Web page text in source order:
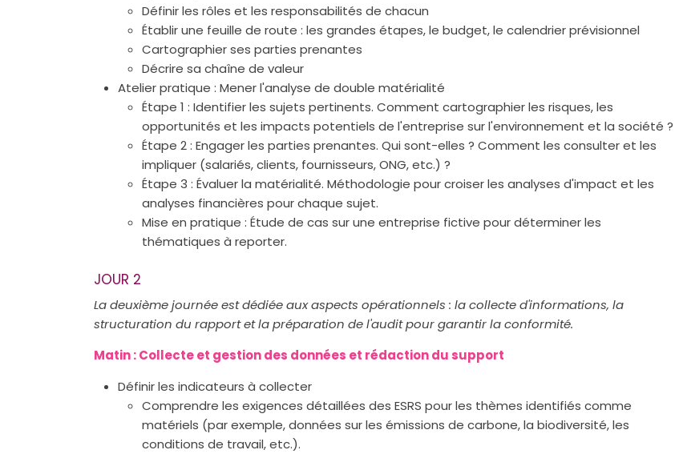
Définir les rôles et les responsabilités de chacun
Établir une feuille de route : les grandes étapes, le budget, le calendrier prévisionnel
Cartographier ses parties prenantes
Décrire sa chaîne de valeur
Atelier pratique : Mener l'analyse de double matérialité
Étape 1 : Identifier les sujets pertinents. Comment cartographier les risques, les
opportunités et les impacts potentiels de l'entreprise sur l'environnement et la société ?
Étape 2 : Engager les parties prenantes. Qui sont-elles ? Comment les consulter et les
impliquer (salariés, clients, fournisseurs, ONG, etc.) ?
Étape 3 : Évaluer la matérialité. Méthodologie pour croiser les analyses d'impact et les
analyses financières pour chaque sujet.
Mise en pratique : Étude de cas sur une entreprise fictive pour déterminer les
thématiques à reporter.
JOUR 2
La deuxième journée est dédiée aux aspects opérationnels : la collecte d'informations, la
structuration du rapport et la préparation de l'audit pour garantir la conformité.
Matin : Collecte et gestion des données et rédaction du support
Définir les indicateurs à collecter
Comprendre les exigences détaillées des ESRS pour les thèmes identifiés comme
matériels (par exemple, données sur les émissions de carbone, la biodiversité, les
conditions de travail, etc.).